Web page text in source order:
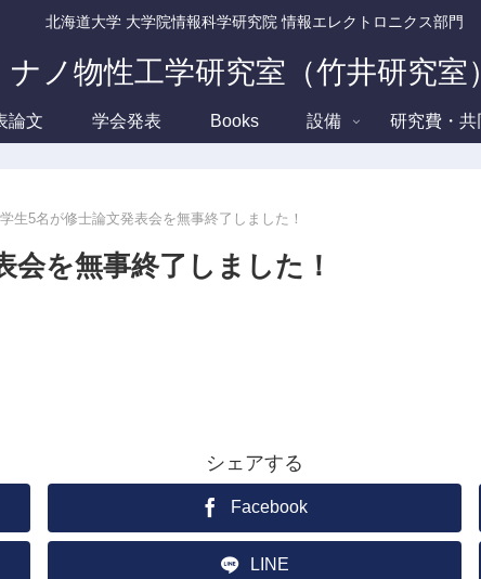
北海道大学 大学院情報科学研究院 情報エレクトロニクス部門
ナノ物性工学研究室（竹井研究室）
論文 学会発表 Books 設備 研究費・共
生5名が修士論文発表会を無事終了しました！
会を無事終了しました！
シェアする
Facebook
LINE